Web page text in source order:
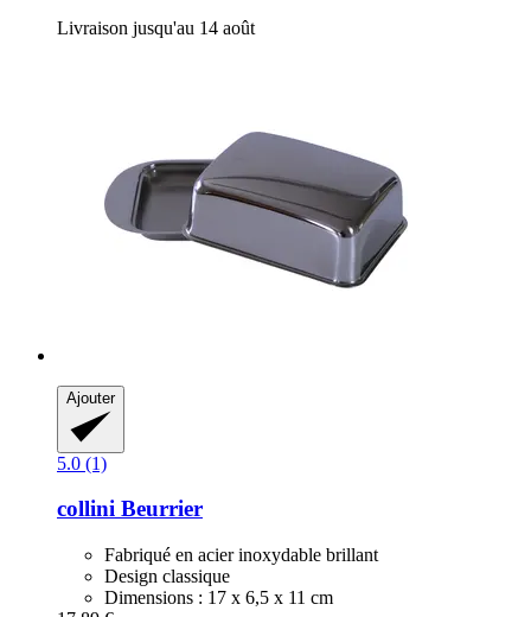
Livraison jusqu'au 14 août
Ajouter
5.0 (1)
collini Beurrier
Fabriqué en acier inoxydable brillant
Design classique
Dimensions : 17 x 6,5 x 11 cm